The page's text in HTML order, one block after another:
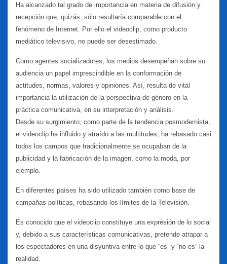
Ha alcanzado tal grado de importancia en materia de difusión y
recepción que, quizás, sólo resultaría comparable con el
fenómeno de Internet. Por ello el videoclip, como producto
mediático televisivo, no puede ser desestimado.
Como agentes socializadores, los medios desempeñan sobre su
audiencia un papel imprescindible en la conformación de
actitudes, normas, valores y opiniones. Así, resulta de vital
importancia la utilización de la perspectiva de género en la
práctica comunicativa, en su interpretación y análisis.
Desde su surgimiento, como parte de la tendencia posmodernista,
el videoclip ha influido y atraído a las multitudes, ha rebasado casi
todos los campos que tradicionalmente se ocupaban de la
publicidad y la fabricación de la imagen, como la moda, por
ejemplo.
En diferentes países ha sido utilizado también como base de
campañas políticas, rebasando los límites de la Televisión.
Es conocido que el videoclip constituye una expresión de lo social
y, debido a sus características comunicativas, pretende atrapar a
los espectadores en una disyuntiva entre lo que “es” y “no es” la
realidad.